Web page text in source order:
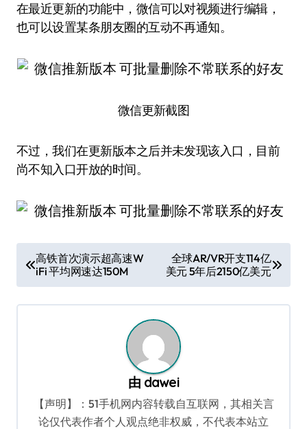
在最近更新的功能中，微信可以对视频进行编辑，
也可以设置某条朋友圈的互动不再通知。
微信更新截图
不过，我们在更新版本之后并未发现该入口，目前
尚不知入口开放的时间。
章
导
高铁首次演示超高速W
iFi 平均网速达150M
全球AR/VR开支114亿
美元 5年后2150亿美元
由 dawei
【声明】：51手机网内容转载自互联网，其相关言
论仅代表作者个人观点绝非权威，不代表本站立